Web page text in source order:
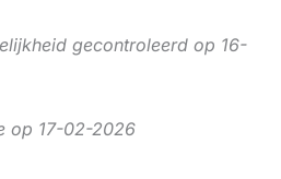
gecontroleerd op 16-
op 17-02-2026